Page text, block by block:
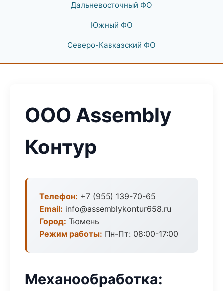
Дальневосточный ФО
Южный ФО
Северо-Кавказский ФО
ООО Assembly
Контур
Телефон: +7 (955) 139-70-65
Email: info@assemblykontur658.ru
Город: Тюмень
Режим работы: Пн-Пт: 08:00-17:00
Механообработка: